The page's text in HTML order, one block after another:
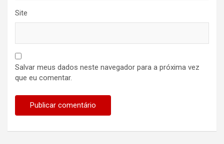
Site
Salvar meus dados neste navegador para a próxima vez
que eu comentar.